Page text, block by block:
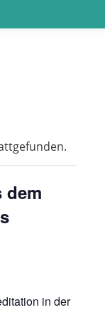
dem
in der